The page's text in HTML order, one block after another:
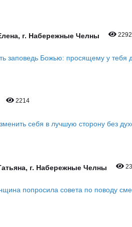
г. Набережные Челны 2292
заповедь Божью: просящему у
2214
себя в лучшую сторону без
г. Набережные Челны
попросила совета по поводу